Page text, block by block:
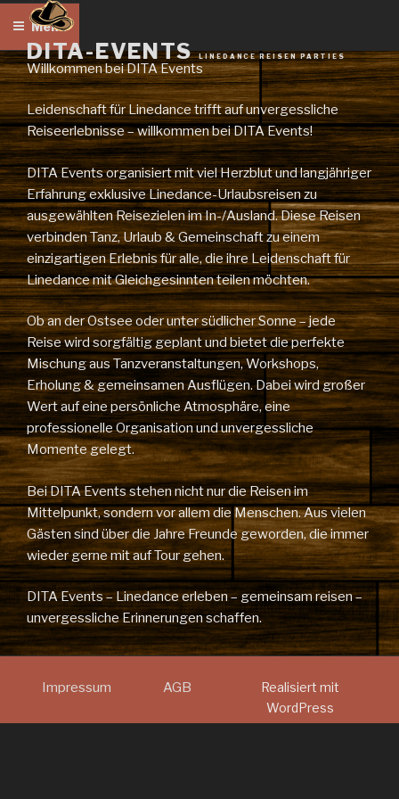
Inhalt
springenDITA-EVENTSLINEDANCE REISEN PARTIES
Menü
Willkommen bei DITA Events
Leidenschaft für Linedance trifft auf unvergessliche
Reiseerlebnisse – willkommen bei DITA Events!
DITA Events organisiert mit viel Herzblut und langjähriger
Erfahrung exklusive Linedance-Urlaubsreisen zu
ausgewählten Reisezielen im In-/Ausland. Diese Reisen
verbinden Tanz, Urlaub & Gemeinschaft zu einem
einzigartigen Erlebnis für alle, die ihre Leidenschaft für
Linedance mit Gleichgesinnten teilen möchten.
Ob an der Ostsee oder unter südlicher Sonne – jede
Reise wird sorgfältig geplant und bietet die perfekte
Mischung aus Tanzveranstaltungen, Workshops,
Erholung & gemeinsamen Ausflügen. Dabei wird großer
Wert auf eine persönliche Atmosphäre, eine
professionelle Organisation und unvergessliche
Momente gelegt.
Bei DITA Events stehen nicht nur die Reisen im
Mittelpunkt, sondern vor allem die Menschen. Aus vielen
Gästen sind über die Jahre Freunde geworden, die immer
wieder gerne mit auf Tour gehen.
DITA Events – Linedance erleben – gemeinsam reisen –
unvergessliche Erinnerungen schaffen.
Impressum AGB
Realisiert mit
WordPress